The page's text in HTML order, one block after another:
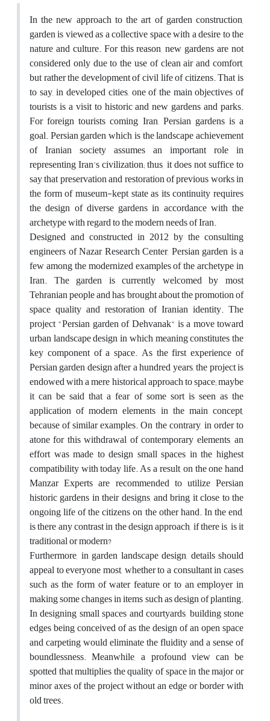
In the new approach to the art of garden construction,
garden is viewed as a collective space with a desire to the
nature and culture. For this reason, new gardens are not
considered only due to the use of clean air and comfort,
but rather the development of civil life of citizens. That is
to say, in developed cities, one of the main objectives of
tourists is a visit to historic and new gardens and parks.
For foreign tourists coming Iran, Persian gardens is a
goal. Persian garden which is the landscape achievement
of Iranian society assumes an important role in
representing Iran's civilization; thus, it does not suffice to
say that preservation and restoration of previous works in
the form of museum-kept state as its continuity requires
the design of diverse gardens in accordance with the
archetype with regard to the modern needs of Iran.
Designed and constructed in 2012 by the consulting
engineers of Nazar Research Center, Persian garden is a
few among the modernized examples of the archetype in
Iran. The garden is currently welcomed by most
Tehranian people and has brought about the promotion of
space quality and restoration of Iranian identity. The
project "Persian garden of Dehvanak" is a move toward
urban landscape design in which meaning constitutes the
key component of a space. As the first experience of
Persian garden design after a hundred years, the project is
endowed with a mere historical approach to space; maybe
it can be said that a fear of some sort is seen as the
application of modern elements in the main concept,
because of similar examples. On the contrary, in order to
atone for this withdrawal of contemporary elements, an
effort was made to design small spaces in the highest
compatibility with today life. As a result, on the one hand
Manzar Experts are recommended to utilize Persian
historic gardens in their designs, and bring it close to the
ongoing life of the citizens on the other hand. In the end,
is there any contrast in the design approach, if there is, is it
traditional or modern?
Furthermore, in garden landscape design, details should
appeal to everyone most, whether to a consultant in cases
such as the form of water feature or to an employer in
making some changes in items such as design of planting.
In designing small spaces and courtyards, building stone
edges being conceived of as the design of an open space
and carpeting would eliminate the fluidity and a sense of
boundlessness. Meanwhile, a profound view can be
spotted that multiplies the quality of space in the major or
minor axes of the project without an edge or border with
old trees.